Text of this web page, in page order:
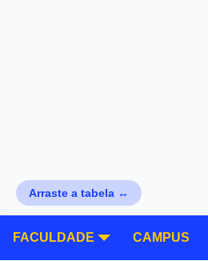
Arraste a tabela ↔
FACULDADE CAMPUS